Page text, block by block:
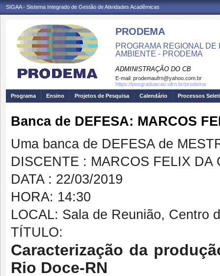
SIGAA - Sistema Integrado de Gestão de Atividades Acadêmicas
PRODEMA
PROGRAMA REGIONAL
AMBIENTE - PRODEMA
ADMINISTRAÇÃO DO CB
E-mail: prodemaufrn@yahoo.com.br
https://posgraduacao.ufrn.br/prodema
Programa
Ensino Projetos de Pesquisa Calendário Processos
Banca de DEFESA: MARCOS
Uma banca de DEFESA de
DISCENTE : MARCOS FELIX DA
DATA : 22/03/2019
HORA: 14:30
LOCAL: Sala de Reunião, Centro
TÍTULO:
Caracterização da
Rio Doce-RN